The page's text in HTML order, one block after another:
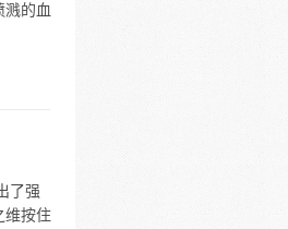
溅的血
了强
维按住